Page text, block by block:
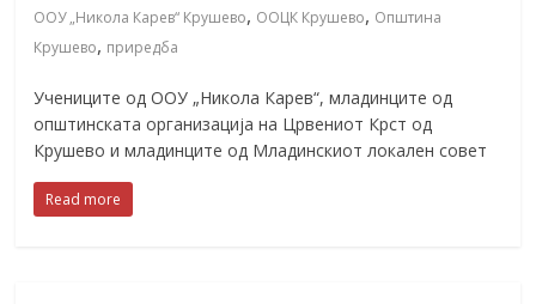
ООУ „Никола Карев“ Крушево, ООЦК Крушево, Општина
Крушево, приредба
Учениците од ООУ „Никола Карев“, младинците од
општинската организација на Црвениот Крст од
Крушево и младинците од Младинскиот локален совет
Read more